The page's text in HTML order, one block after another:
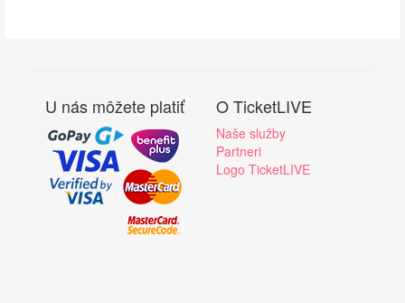
U nás môžete platiť O TicketLIVE
Naše služby
Partneri
Logo TicketLIVE